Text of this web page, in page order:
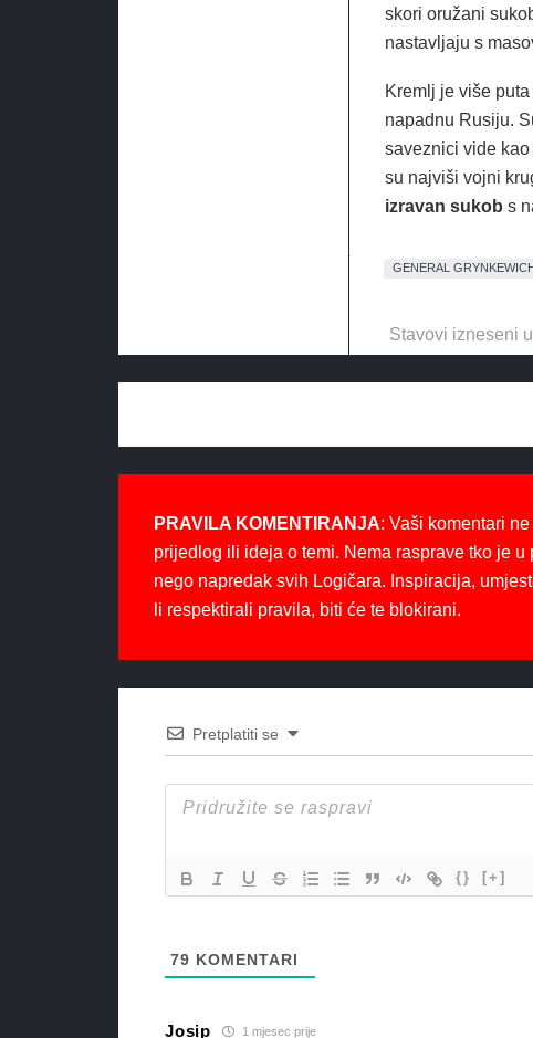
skori oružani
nastavljaju s
Kremlj je više
napadnu Rusiju.
saveznici vide
su najviši vojni
izravan sukob s
GENERAL GRYNKEWICH
Stavovi izneseni
PRAVILA KOMENTIRANJA: Vaši komentari
prijedlog ili ideja o temi. Nema rasprave tko je
nego napredak svih Logičara. Inspiracija,
li respektirali pravila, biti će te blokirani.
Pretplatiti se
{} [+]
79 KOMENTARI
Josip 1 mjesec prije